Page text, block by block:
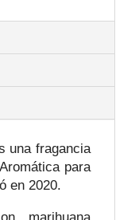
una fragancia
para
en 2020.